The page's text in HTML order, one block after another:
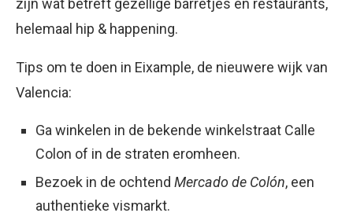
helemaal hip & happening.
Tips om te doen in Eixample, de nieuwere wijk van
Valencia:
Ga winkelen in de bekende winkelstraat Calle
Colon of in de straten eromheen.
Bezoek in de ochtend Mercado de Colón, een
authentieke vismarkt.